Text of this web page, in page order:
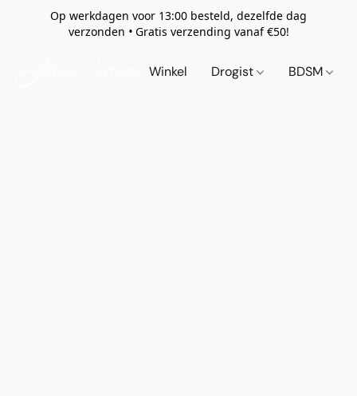
Op werkdagen voor 13:00 besteld, dezelfde dag
verzonden • Gratis verzending vanaf €50!
Winkel Drogist BDSM